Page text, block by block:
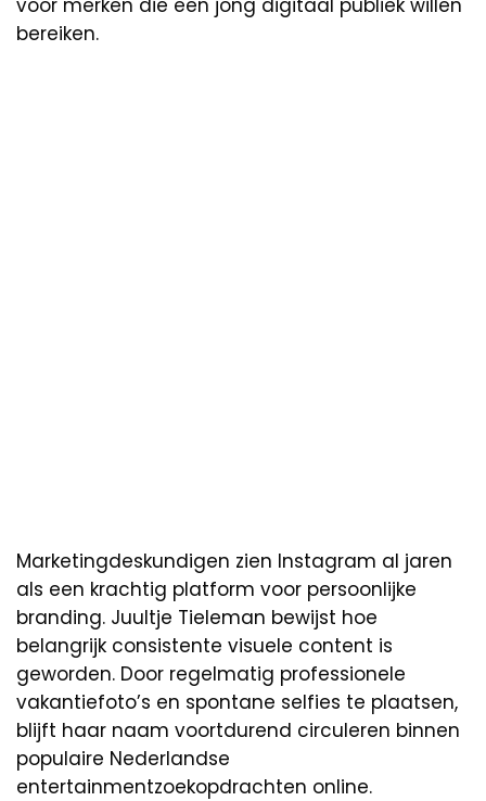
voor merken die een jong digitaal publiek willen
bereiken.
Marketingdeskundigen zien Instagram al jaren
als een krachtig platform voor persoonlijke
branding. Juultje Tieleman bewijst hoe
belangrijk consistente visuele content is
geworden. Door regelmatig professionele
vakantiefoto’s en spontane selfies te plaatsen,
blijft haar naam voortdurend circuleren binnen
populaire Nederlandse
entertainmentzoekopdrachten online.